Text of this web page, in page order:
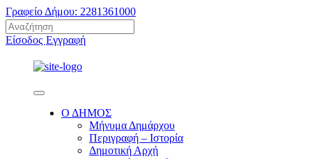
Γραφείο Δήμου: 2281361000
Είσοδος Εγγραφή
Ο ΔΗΜΟΣ
Μήνυμα Δημάρχου
Περιγραφή – Ιστορία
Δημοτική Αρχή